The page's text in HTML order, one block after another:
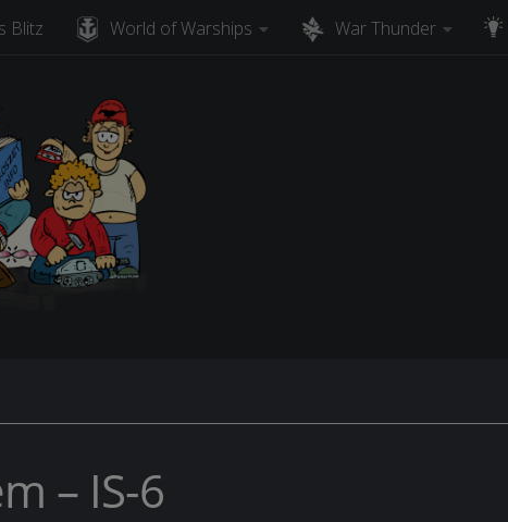
Blitz World of Warships War Thunder
– IS-6